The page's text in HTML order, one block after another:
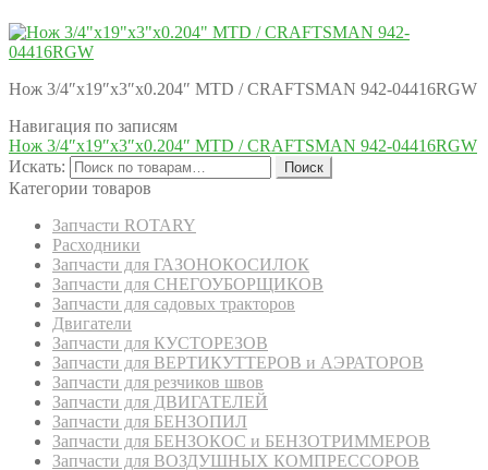
Нож 3/4″х19″х3″х0.204″ MTD / CRAFTSMAN 942-04416RGW
Навигация по записям
Нож 3/4″х19″х3″х0.204″ MTD / CRAFTSMAN 942-04416RGW
Искать:
Поиск
Категории товаров
Запчасти ROTARY
Расходники
Запчасти для ГАЗОНОКОСИЛОК
Запчасти для СНЕГОУБОРЩИКОВ
Запчасти для садовых тракторов
Двигатели
Запчасти для КУСТОРЕЗОВ
Запчасти для ВЕРТИКУТТЕРОВ и АЭРАТОРОВ
Запчасти для резчиков швов
Запчасти для ДВИГАТЕЛЕЙ
Запчасти для БЕНЗОПИЛ
Запчасти для БЕНЗОКОС и БЕНЗОТРИММЕРОВ
Запчасти для ВОЗДУШНЫХ КОМПРЕССОРОВ